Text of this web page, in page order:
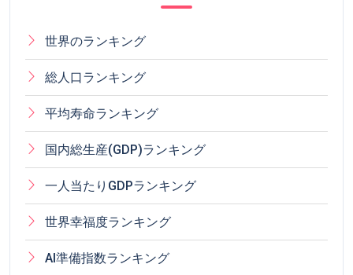
世界のランキング
総人口ランキング
平均寿命ランキング
国内総生産(GDP)ランキング
一人当たりGDPランキング
世界幸福度ランキング
AI準備指数ランキング